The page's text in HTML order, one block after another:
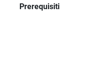
Prerequisiti